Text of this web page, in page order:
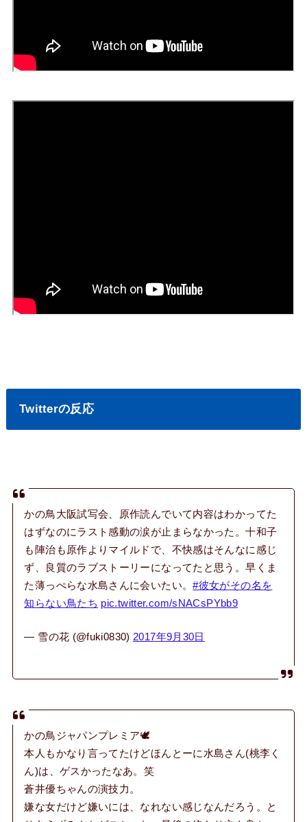
Twitterの反応
かの鳥大阪試写会、原作読んでいて内容はわかってた
はずなのにラスト感動の涙が止まらなかった。十和子
も陣治も原作よりマイルドで、不快感はそんなに感じ
ず、良質のラブストーリーになってたと思う。早くま
た薄っぺらな水島さんに会いたい。#彼女がその名を
知らない鳥たち pic.twitter.com/sNACsPYbb9
— 雪の花 (@fuki0830)2017年9月30日
かの鳥ジャパンプレミア🕊
本人もかなり言ってたけどほんとーに水島さん(桃李く
ん)は、ゲスかったなあ。笑
蒼井優ちゃんの演技力。
嫌な女だけど嫌いには、なれない感じなんだろう。と